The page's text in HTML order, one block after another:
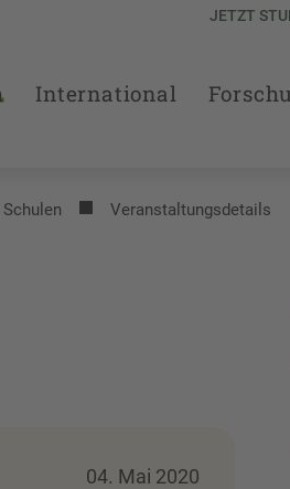
JETZT
International
Veranstaltungsdetails
04. Mai 2020